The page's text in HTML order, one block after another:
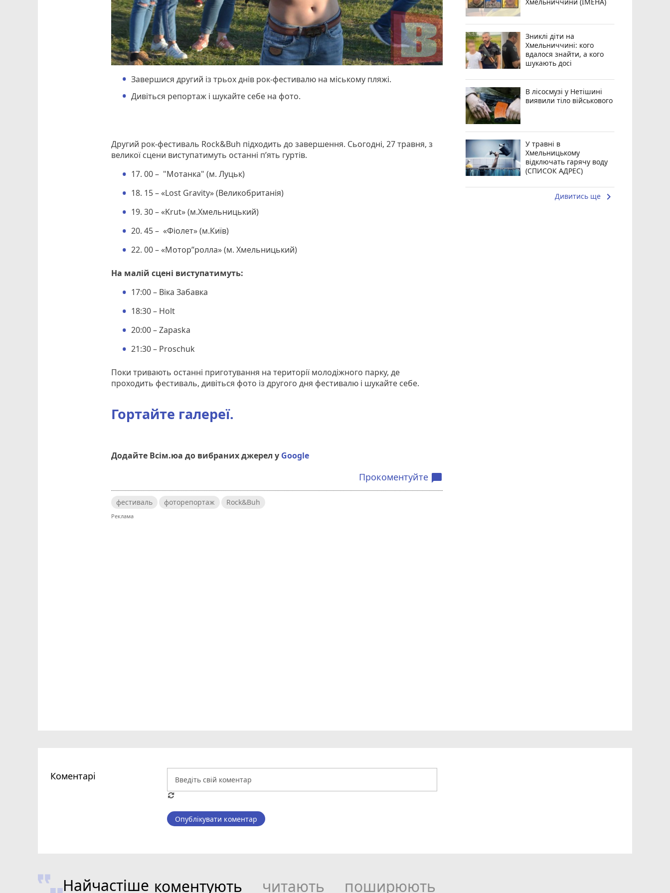
Завершися другий із трьох днів рок-фестивалю на міському пляжі.
Дивіться репортаж і шукайте себе на фото.
Другий рок-фестиваль Rock&Buh підходить до завершення. Сьогодні, 27 травня, з
великої сцени виступатимуть останні п’ять гуртів.
17. 00 – "Мотанка" (м. Луцьк)
18. 15 – «Lost Gravity» (Великобританія)
19. 30 – «Krut» (м.Хмельницький)
20. 45 – «Фіолет» (м.Київ)
22. 00 – «Мотор”ролла» (м. Хмельницький)
На малій сцені виступатимуть:
17:00 – Віка Забавка
18:30 – Holt
20:00 – Zapaska
21:30 – Proschuk
Поки тривають останні приготування на території молодіжного парку, де
проходить фестиваль, дивіться фото із другого дня фестивалю і шукайте себе.
Гортайте галереї.
Додайте Всім.юа до вибраних джерел у Google
Прокоментуйте chat_bubble
фестиваль фоторепортаж Rock&Buh
Зниклі діти на
Хмельниччині: кого
вдалося знайти, а кого
шукають досі
В лісосмузі у Нетішині
виявили тіло військового
У травні в
Хмельницькому
відключать гарячу воду
(СПИСОК АДРЕС)
Дивитись ще keyboard_arrow_right
Коментарі
Опублікувати коментар
Найчастіше коментують читають поширюють